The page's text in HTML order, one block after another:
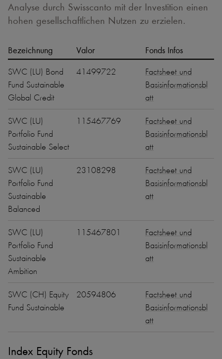
Analyse durch Swisscanto mit der Investition einen
hohen gesellschaftlichen Nutzen zu erzielen.
Bezeichnung Valor Fonds Infos
SWC (LU) Bond
Fund Sustainable
Global Credit
41499722
Factsheet und
Basisinformationsbl
att
SWC (LU)
Portfolio Fund
Sustainable Select
115467769
Factsheet und
Basisinformationsbl
att
SWC (LU)
Portfolio Fund
Sustainable
Balanced
23108298
Factsheet und
Basisinformationsbl
att
SWC (LU)
Portfolio Fund
Sustainable
Ambition
115467801
Factsheet und
Basisinformationsbl
att
SWC (CH) Equity
Fund Sustainable
20594806
Factsheet und
Basisinformationsbl
att
Index Equity Fonds